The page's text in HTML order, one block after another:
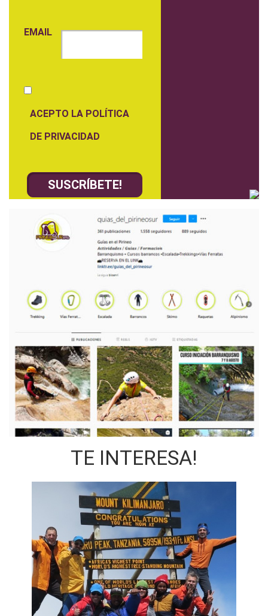
EMAIL
ACEPTO LA POLÍTICA
DE PRIVACIDAD
TE INTERESA!